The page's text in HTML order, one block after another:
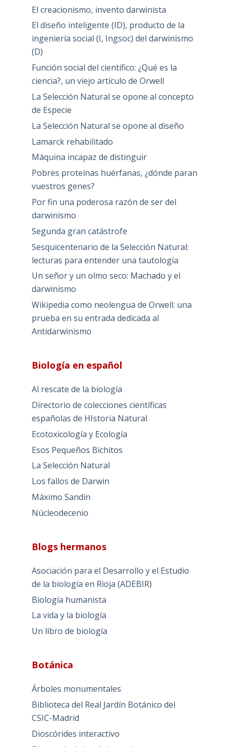
El creacionismo, invento darwinista
El diseño inteligente (ID), producto de la
ingeniería social (I, Ingsoc) del darwinismo
(D)
Función social del científico: ¿Qué es la
ciencia?, un viejo artículo de Orwell
La Selección Natural se opone al concepto
de Especie
La Selección Natural se opone al diseño
Lamarck rehabilitado
Máquina incapaz de distinguir
Pobres proteínas huérfanas, ¿dónde paran
vuestros genes?
Por fin una poderosa razón de ser del
darwinismo
Segunda gran catástrofe
Sesquicentenario de la Selección Natural:
lecturas para entender una tautología
Un señor y un olmo seco: Machado y el
darwinismo
Wikipedia como neolengua de Orwell: una
prueba en su entrada dedicada al
Antidarwinismo
Biología en español
Al rescate de la biología
Directorio de colecciones científicas
españolas de HIstoria Natural
Ecotoxicología y Ecología
Esos Pequeños Bichitos
La Selección Natural
Los fallos de Darwin
Máximo Sandín
Núcleodecenio
Blogs hermanos
Asociación para el Desarrollo y el Estudio
de la biología en Rioja (ADEBIR)
Biología humanista
La vida y la biología
Un libro de biología
Botánica
Árboles monumentales
Biblioteca del Real Jardín Botánico del
CSIC-Madrid
Dioscórides interactivo